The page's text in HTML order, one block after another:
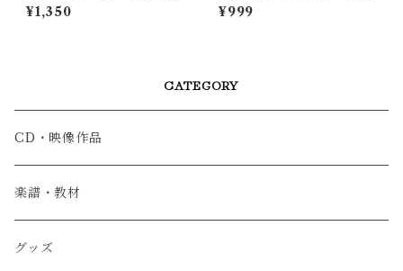
口パーツ「NE-鼠-」2.0
¥1,350
（８曲＋特典トーク映像）デ
ータ販売
¥999
CATEGORY
CD・映像作品
楽譜・教材
グッズ